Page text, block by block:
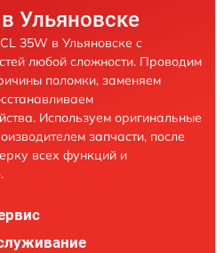
Ульяновске
35W в Ульяновске с
любой сложности. Проводим
поломки, заменяем
Используем оригинальные
запчасти, после
всех функций и